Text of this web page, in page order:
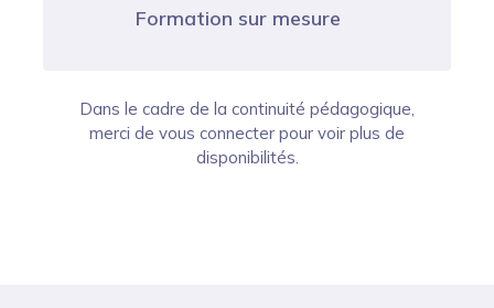
Formation sur mesure
Dans le cadre de la continuité pédagogique,
merci de vous connecter pour voir plus de
disponibilités.